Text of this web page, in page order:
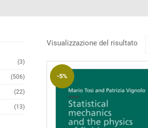
Visualizzazione del risultato
-5%
(3)
(506)
(22)
(13)